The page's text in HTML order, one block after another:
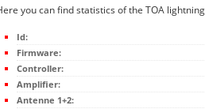
you can find statistics of the TOA
Id:
Firmware:
Controller:
Amplifier:
Antenne 1+2: